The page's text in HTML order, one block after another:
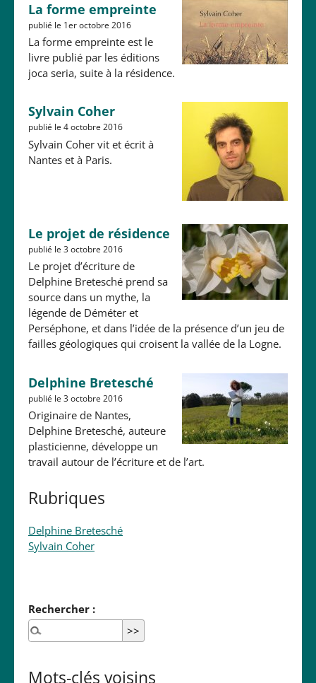
La forme empreinte
publié le 1er octobre 2016
La forme empreinte est le
livre publié par les éditions
joca seria, suite à la résidence.
Sylvain Coher
publié le 4 octobre 2016
Sylvain Coher vit et écrit à
Nantes et à Paris.
Le projet de résidence
publié le 3 octobre 2016
Le projet d’écriture de
Delphine Bretesché prend sa
source dans un mythe, la
légende de Déméter et
Perséphone, et dans l’idée de la présence d’un jeu de
failles géologiques qui croisent la vallée de la Logne.
Delphine Bretesché
publié le 3 octobre 2016
Originaire de Nantes,
Delphine Bretesché, auteure
plasticienne, développe un
travail autour de l’écriture et de l’art.
Rubriques
Delphine Bretesché
Sylvain Coher
Rechercher :
Mots-clés voisins